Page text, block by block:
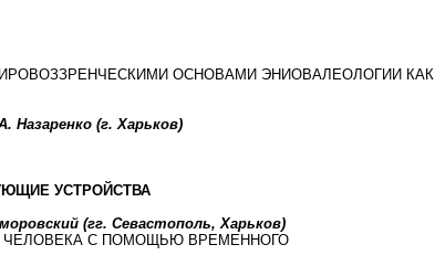
ОСНОВАМИ ЭНИОВАЛЕОЛОГИИ КАК
(г. Харьков)
УСТРОЙСТВА
(гг. Севастополь, Харьков)
ЧЕЛОВЕКА С ПОМОЩЬЮ ВРЕМЕННОГО